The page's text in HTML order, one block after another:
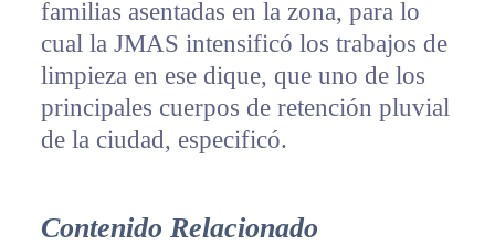
familias asentadas en la zona, para lo
cual la JMAS intensificó los trabajos de
limpieza en ese dique, que uno de los
principales cuerpos de retención pluvial
de la ciudad, especificó.
Contenido Relacionado